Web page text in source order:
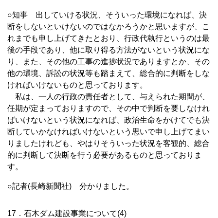
○知事 出していける状況、そういった環境になれば、決
断をしないといけないのではなかろうかと思いますが、こ
れまでも申し上げてきたとおり、行政代執行というのは最
後の手段であり、他に取り得る方法がないという状況にな
り、また、その他の工事の進捗状況でありますとか、その
他の環境、訴訟の状況等も踏まえて、総合的に判断をしな
ければいけないものと思っております。
私は、一人の行政の責任者として、与えられた期間が、
任期が定まっておりますので、その中で判断を要しなけれ
ばいけないという状況になれば、政治生命をかけてでも決
断していかなければいけないという思いで申し上げてまい
りましたけれども、やはりそういった状況を客観的、総合
的に判断して決断を行う必要があるものと思っておりま
す。
○記者(長崎新聞社) 分かりました。
17．石木ダム建設事業について(4)